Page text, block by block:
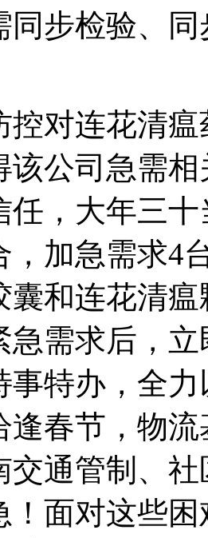
同步检验、
控对连花清
该公司急需
任，大年三
，加急需求4
囊和连花清
急需求后，
事特办，全
逢春节，物
交通管制、
！面对这些